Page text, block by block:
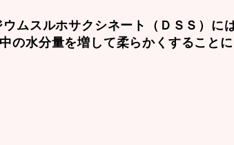
ウムスルホサクシネート（ＤＳＳ）に
の水分量を増して柔らかくすること